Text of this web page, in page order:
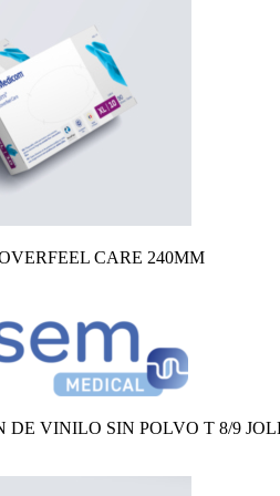
CARE 240MM
DE VINILO SIN POLVO T 8/9